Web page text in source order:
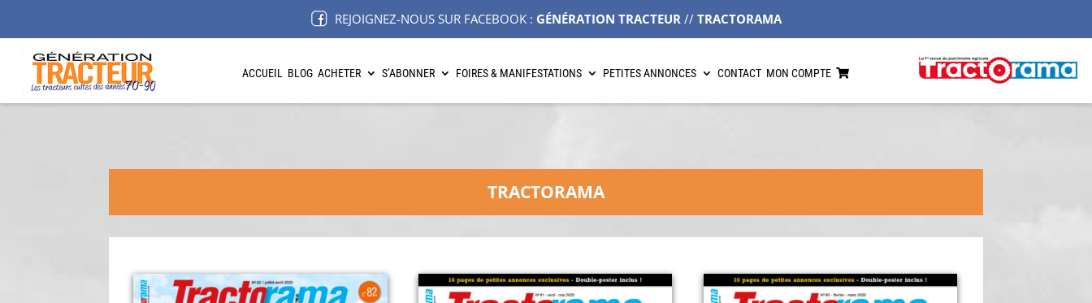
REJOIGNEZ-NOUS SUR FACEBOOK : GÉNÉRATION TRACTEUR// TRACTORAMA
ACCUEIL BLOG ACHETER S’ABONNER FOIRES & MANIFESTATIONS PETITES ANNONCES CONTACT MON COMPTE
TRACTORAMA